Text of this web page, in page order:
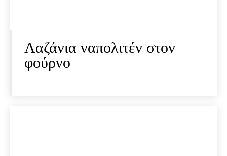
Λαζάνια ναπολιτέν στον
φούρνο